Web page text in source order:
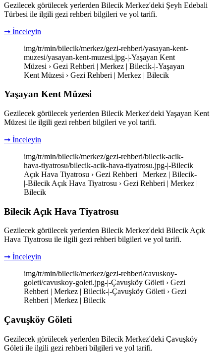
Gezilecek görülecek yerlerden Bilecik Merkez'deki Şeyh Edebali
Türbesi ile ilgili gezi rehberi bilgileri ve yol tarifi.
➞ İnceleyin
img/tr/min/bilecik/merkez/gezi-rehberi/yasayan-kent-
muzesi/yasayan-kent-muzesi.jpg-|-Yaşayan Kent
Müzesi › Gezi Rehberi | Merkez | Bilecik-|-Yaşayan
Kent Müzesi › Gezi Rehberi | Merkez | Bilecik
Yaşayan Kent Müzesi
Gezilecek görülecek yerlerden Bilecik Merkez'deki Yaşayan Kent
Müzesi ile ilgili gezi rehberi bilgileri ve yol tarifi.
➞ İnceleyin
img/tr/min/bilecik/merkez/gezi-rehberi/bilecik-acik-
hava-tiyatrosu/bilecik-acik-hava-tiyatrosu.jpg-|-Bilecik
Açık Hava Tiyatrosu › Gezi Rehberi | Merkez | Bilecik-
|-Bilecik Açık Hava Tiyatrosu › Gezi Rehberi | Merkez |
Bilecik
Bilecik Açık Hava Tiyatrosu
Gezilecek görülecek yerlerden Bilecik Merkez'deki Bilecik Açık
Hava Tiyatrosu ile ilgili gezi rehberi bilgileri ve yol tarifi.
➞ İnceleyin
img/tr/min/bilecik/merkez/gezi-rehberi/cavuskoy-
goleti/cavuskoy-goleti.jpg-|-Çavuşköy Göleti › Gezi
Rehberi | Merkez | Bilecik-|-Çavuşköy Göleti › Gezi
Rehberi | Merkez | Bilecik
Çavuşköy Göleti
Gezilecek görülecek yerlerden Bilecik Merkez'deki Çavuşköy
Göleti ile ilgili gezi rehberi bilgileri ve yol tarifi.